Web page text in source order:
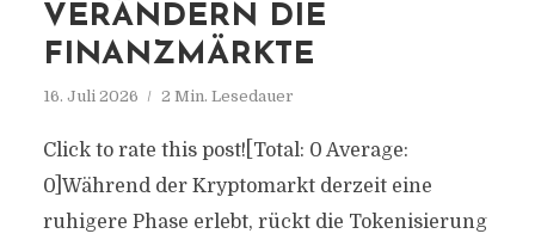
VERÄNDERN DIE
FINANZMÄRKTE
16. Juli 2026 2 Min. Lesedauer
Click to rate this post![Total: 0 Average:
0]Während der Kryptomarkt derzeit eine
ruhigere Phase erlebt, rückt die Tokenisierung